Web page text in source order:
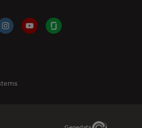
InstagramYouTubeGlassdoor
Genedata Link